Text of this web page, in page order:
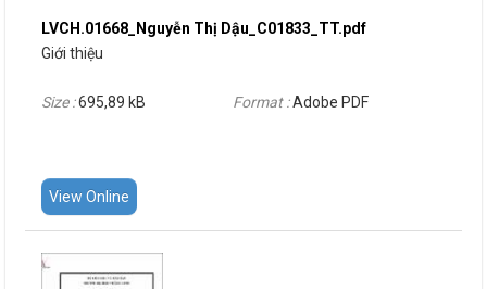
LVCH.01668_Nguyễn Thị Dậu_C01833_TT.pdf
Giới thiệu
Size :695,89 kB Format :Adobe PDF
View Online